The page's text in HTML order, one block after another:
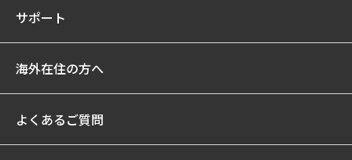
サポート
海外在住の方へ
よくあるご質問